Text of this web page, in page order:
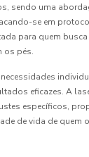
sendo uma
se em
para quem
os pés.
eficazes. A
específicos,
de vida de quem